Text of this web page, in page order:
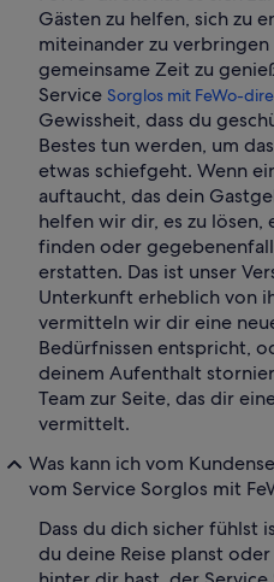
Gästen zu helfen, sich zu
miteinander zu
gemeinsame Zeit zu
Service Sorglos mit FeWo-
Gewissheit, dass du
Bestes tun werden, um
etwas schiefgeht. Wenn
auftaucht, das dein
helfen wir dir, es zu lösen,
finden oder
erstatten. Das ist unser
Unterkunft erheblich von
vermitteln wir dir eine
Bedürfnissen entspricht,
deinem Aufenthalt
Team zur Seite, das dir
vermittelt.
Was kann ich vom
vom Service Sorglos mit
Dass du dich sicher fühlst
du deine Reise planst